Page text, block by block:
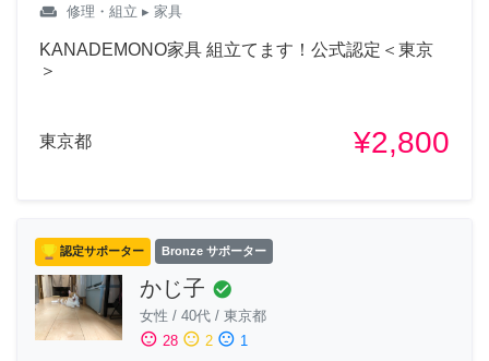
weekend 修理・組立 ▸ 家具
KANADEMONO家具 組立てます！公式認定＜東京
＞
東京都 ¥2,800
認定サポーター Bronze サポーター
かじ子 check_circle
女性 / 40代 / 東京都
sentiment_satisfied 28 sentiment_neutral 2 sentiment_dissatisfied 1